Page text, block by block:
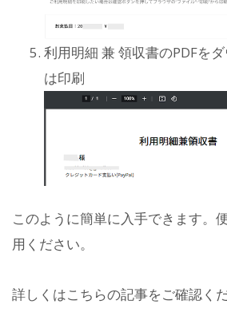
利用明細 兼 領収書のPDFを
は印刷
このように簡単に入手できます。
用ください。
詳しくはこちらの記事をご確認くだ